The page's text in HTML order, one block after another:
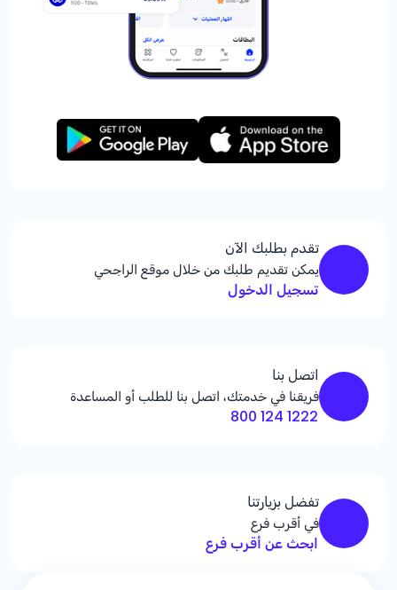
تقدم بطلبك الآن
يمكن تقديم طلبك من خلال موقع الراجحي
تسجيل الدخول
اتصل بنا
فريقنا في خدمتك، اتصل بنا للطلب أو المساعدة
1222 124 800
تفضل بزيارتنا
في أقرب فرع
ابحث عن أقرب فرع